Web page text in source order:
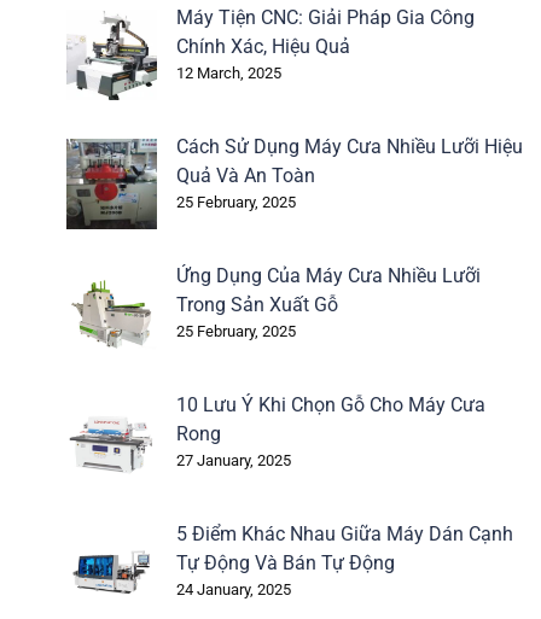
Máy Tiện CNC: Giải Pháp Gia Công
Chính Xác, Hiệu Quả
12 March, 2025
Cách Sử Dụng Máy Cưa Nhiều Lưỡi Hiệu
Quả Và An Toàn
25 February, 2025
Ứng Dụng Của Máy Cưa Nhiều Lưỡi
Trong Sản Xuất Gỗ
25 February, 2025
10 Lưu Ý Khi Chọn Gỗ Cho Máy Cưa
Rong
27 January, 2025
5 Điểm Khác Nhau Giữa Máy Dán Cạnh
Tự Động Và Bán Tự Động
24 January, 2025